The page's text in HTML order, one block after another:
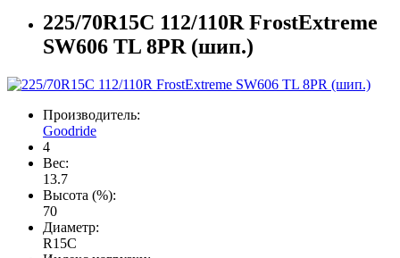
225/70R15C 112/110R FrostExtreme
SW606 TL 8PR (шип.)
Производитель:
Goodride
4
Вес:
13.7
Высота (%):
70
Диаметр:
R15C